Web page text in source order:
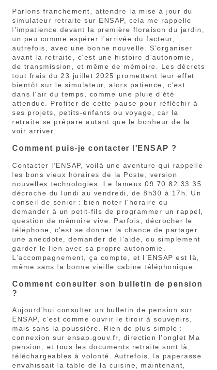
Parlons franchement, attendre la mise à jour du
simulateur retraite sur ENSAP, cela me rappelle
l’impatience devant la première floraison du jardin,
un peu comme espérer l’arrivée du facteur,
autrefois, avec une bonne nouvelle. S’organiser
avant la retraite, c’est une histoire d’autonomie,
de transmission, et même de mémoire. Les décrets
tout frais du 23 juillet 2025 promettent leur effet
bientôt sur le simulateur, alors patience, c’est
dans l’air du temps, comme une pluie d’été
attendue. Profiter de cette pause pour réfléchir à
ses projets, petits-enfants ou voyage, car la
retraite se prépare autant que le bonheur de la
voir arriver.
Comment puis-je contacter l’ENSAP ?
Contacter l’ENSAP, voilà une aventure qui rappelle
les bons vieux horaires de la Poste, version
nouvelles technologies. Le fameux 09 70 82 33 35
décroche du lundi au vendredi, de 8h30 à 17h. Un
conseil de senior : bien noter l’horaire ou
demander à un petit-fils de programmer un rappel,
question de mémoire vive. Parfois, décrocher le
téléphone, c’est se donner la chance de partager
une anecdote, demander de l’aide, ou simplement
garder le lien avec sa propre autonomie.
L’accompagnement, ça compte, et l’ENSAP est là,
même sans la bonne vieille cabine téléphonique.
Comment consulter son bulletin de pension
?
Aujourd’hui consulter un bulletin de pension sur
ENSAP, c’est comme ouvrir le tiroir à souvenirs,
mais sans la poussière. Rien de plus simple :
connexion sur ensap.gouv.fr, direction l’onglet Ma
pension, et tous les documents retraite sont là,
téléchargeables à volonté. Autrefois, la paperasse
envahissait la table de la cuisine, maintenant,